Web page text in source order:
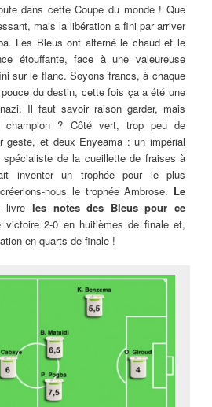
dans cette Coupe du monde ! Que
mais la libération a fini par arriver
Les Bleus ont alterné le chaud et le
étouffante, face à une valeureuse
sur le flanc. Soyons francs, à chaque
du destin, cette fois ça a été une
Il faut savoir raison garder, mais
champion ? Côté vert, trop peu de
geste, et deux Enyeama : un impérial
de la cueillette de fraises à
inventer un trophée pour le plus
nous le trophée Ambrose. Le
livreles notes des Bleus pour ce
2-0 en huitièmes de finale et,
en quarts de finale !